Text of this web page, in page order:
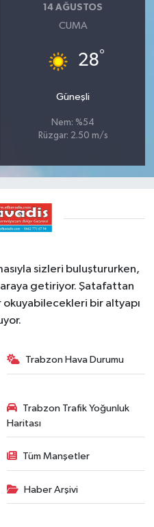
14 AĞUSTOS
CUMA
28°
Güneşli
Nem: %54
Rüzgar: 2.50 m/s
sizleri buluştururken,
getiriyor. Şatafattan
okuyabilecekleri bir altyapı
Trabzon Hava Durumu
Trabzon Trafik Yoğunluk
Haritası
Tüm Manşetler
Haber Arşivi